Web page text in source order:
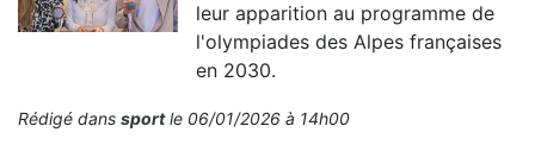
leur apparition au programme de
l'olympiades des Alpes françaises
en 2030.
Rédigé dans sportle 06/01/2026 à 14h00